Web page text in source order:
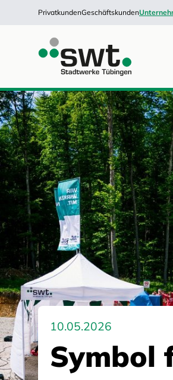
PrivatkundenGeschäftskunden
10.05.2026
Symbol